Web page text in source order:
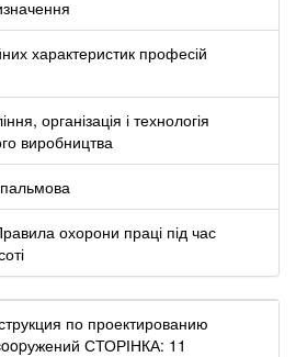
характеристик професій
організація і технологія
виробництва
охорони праці під час
по проектированию
СТОРІНКА: 11